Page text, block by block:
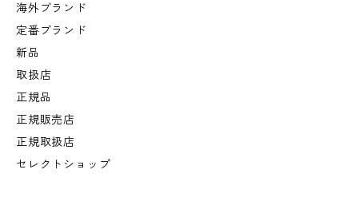
海外ブランド
定番ブランド
新品
取扱店
正規品
正規販売店
正規取扱店
セレクトショップ